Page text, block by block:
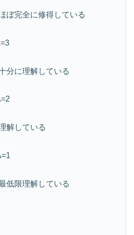
ぼ完全に修得している
分に理解している
解している
低限理解している